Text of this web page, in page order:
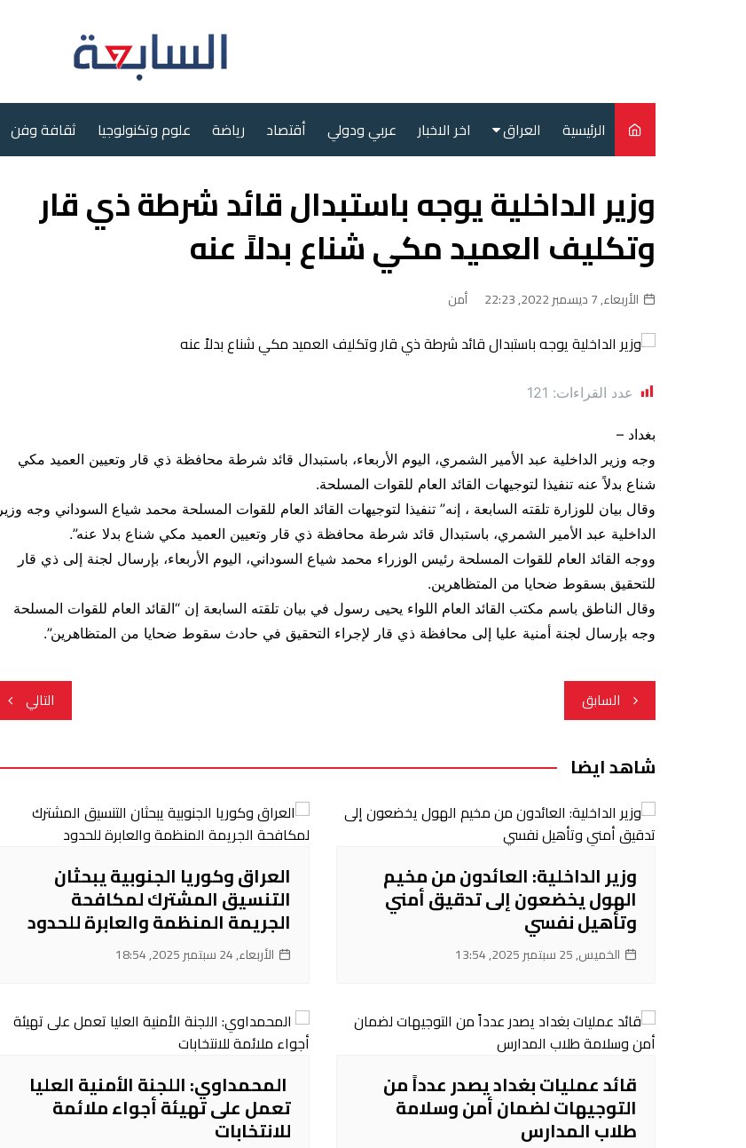
الرئيسية العراق
سياسة
محليات
اخر الاخبار عربي ودولي أقتصاد رياضة علوم وتكنولوجيا ثقافة وفن
وزير الداخلية يوجه باستبدال قائد شرطة ذي قار
وتكليف العميد مكي شناع بدلاً عنه
الأربعاء, 7 ديسمبر 2022, 22:23 أمن
عدد القراءات: 121
بغداد –
وجه وزير الداخلية عبد الأمير الشمري، اليوم الأربعاء، باستبدال قائد شرطة محافظة ذي قار وتعيين العميد مكي
شناع بدلاً عنه تنفيذا لتوجيهات القائد العام للقوات المسلحة.
وقال بيان للوزارة تلقته السابعة ، إنه” تنفيذا لتوجيهات القائد العام للقوات المسلحة محمد شياع السوداني وجه وزير
الداخلية عبد الأمير الشمري، باستبدال قائد شرطة محافظة ذي قار وتعيين العميد مكي شناع بدلا عنه”.
ووجه القائد العام للقوات المسلحة رئيس الوزراء محمد شياع السوداني، اليوم الأربعاء، بإرسال لجنة إلى ذي قار
للتحقيق بسقوط ضحايا من المتظاهرين.
وقال الناطق باسم مكتب القائد العام اللواء يحيى رسول في بيان تلقته السابعة إن “القائد العام للقوات المسلحة
وجه بإرسال لجنة أمنية عليا إلى محافظة ذي قار لإجراء التحقيق في حادث سقوط ضحايا من المتظاهرين”.
تصفّح
المقالات
السابق التالي
شاهد ايضا
وزير الداخلية: العائدون من مخيم
الهول يخضعون إلى تدقيق أمني
وتأهيل نفسي
الخميس, 25 سبتمبر 2025, 13:54
العراق وكوريا الجنوبية يبحثان
التنسيق المشترك لمكافحة
الجريمة المنظمة والعابرة للحدود
الأربعاء, 24 سبتمبر 2025, 18:54
قائد عمليات بغداد يصدر عدداً من
التوجيهات لضمان أمن وسلامة
طلاب المدارس
‌ المحمداوي: اللجنة الأمنية العليا
تعمل على تهيئة أجواء ملائمة
للانتخابات